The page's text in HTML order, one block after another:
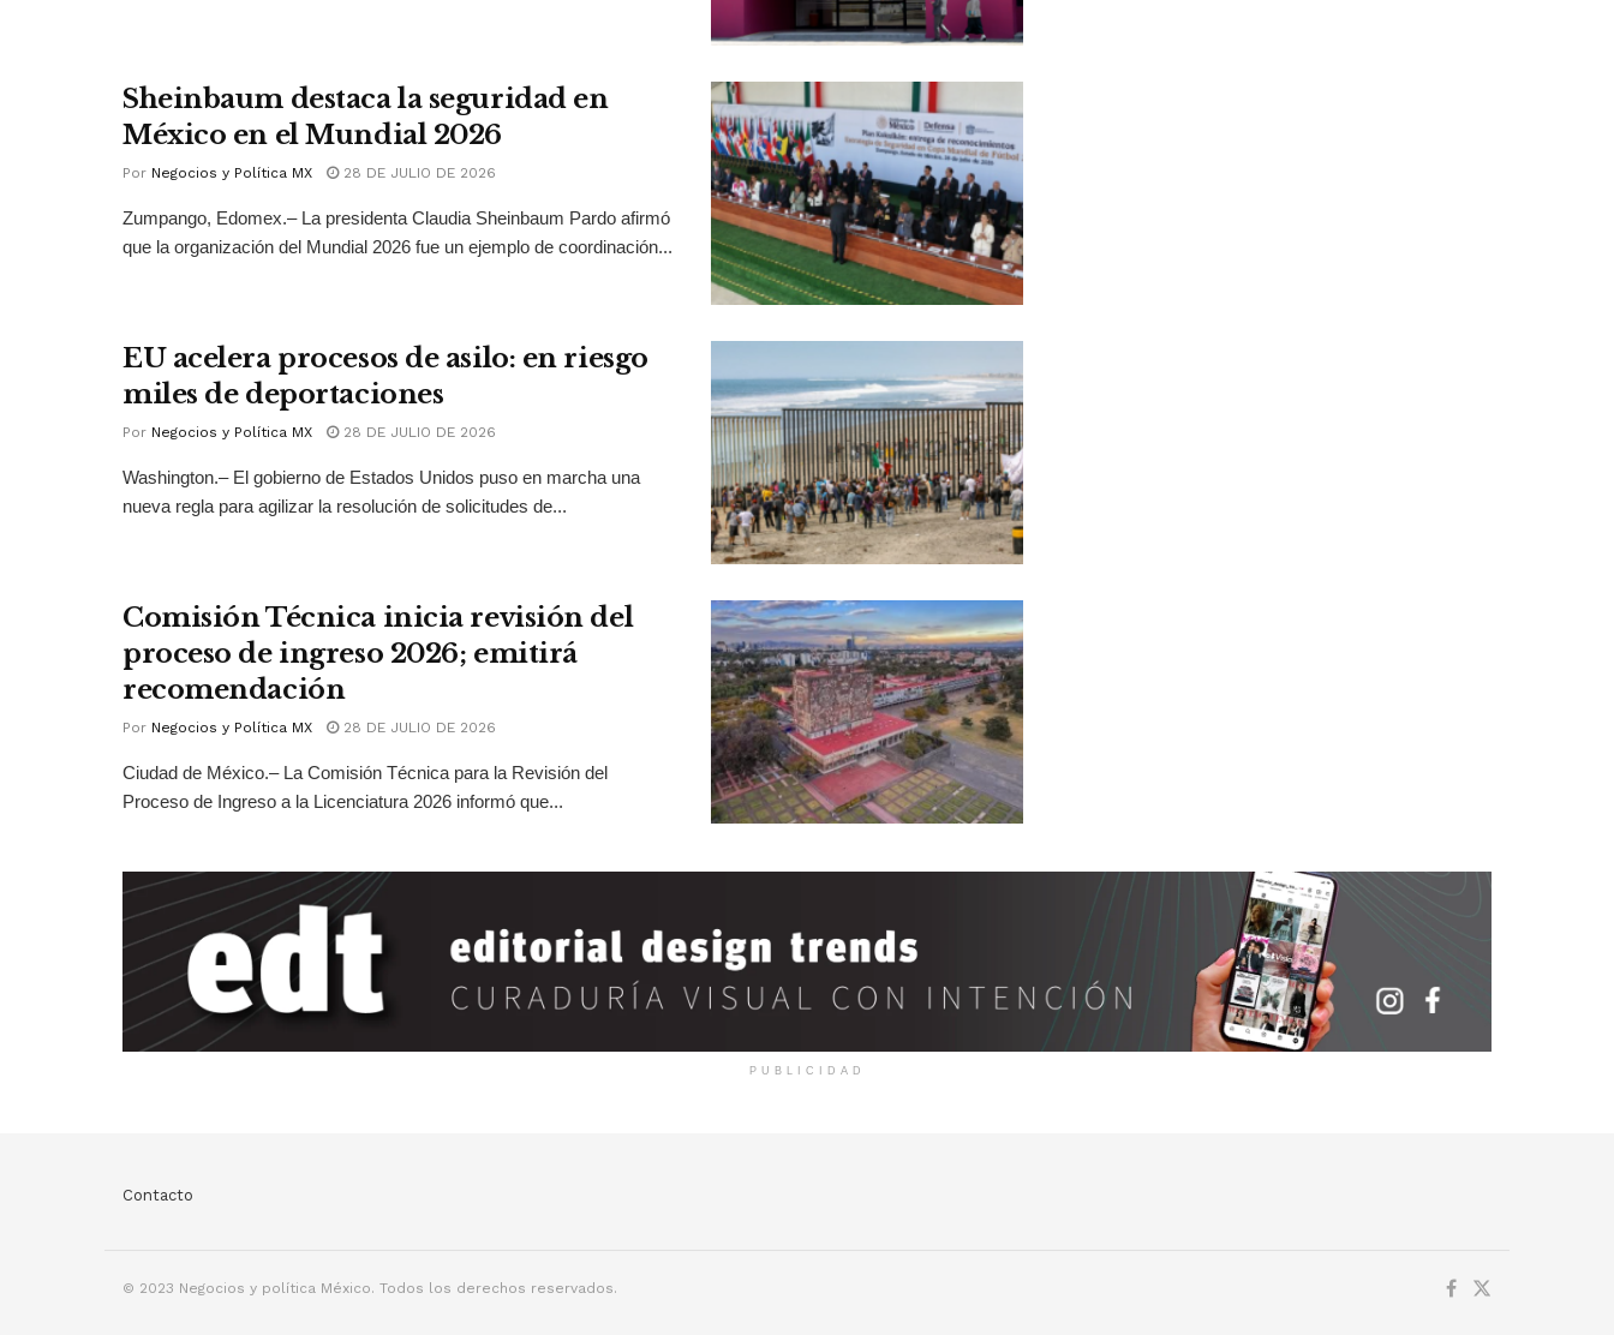
Sheinbaum destaca la seguridad en
México en el Mundial 2026
Por Negocios y Política MX 28 DE JULIO DE 2026
Zumpango, Edomex.– La presidenta Claudia Sheinbaum Pardo afirmó
que la organización del Mundial 2026 fue un ejemplo de coordinación...
EU acelera procesos de asilo: en riesgo
miles de deportaciones
Por Negocios y Política MX 28 DE JULIO DE 2026
Washington.– El gobierno de Estados Unidos puso en marcha una
nueva regla para agilizar la resolución de solicitudes de...
Comisión Técnica inicia revisión del
proceso de ingreso 2026; emitirá
recomendación
Por Negocios y Política MX 28 DE JULIO DE 2026
Ciudad de México.– La Comisión Técnica para la Revisión del
Proceso de Ingreso a la Licenciatura 2026 informó que...
PUBLICIDAD
Contacto
© 2023 Negocios y política México. Todos los derechos reservados.